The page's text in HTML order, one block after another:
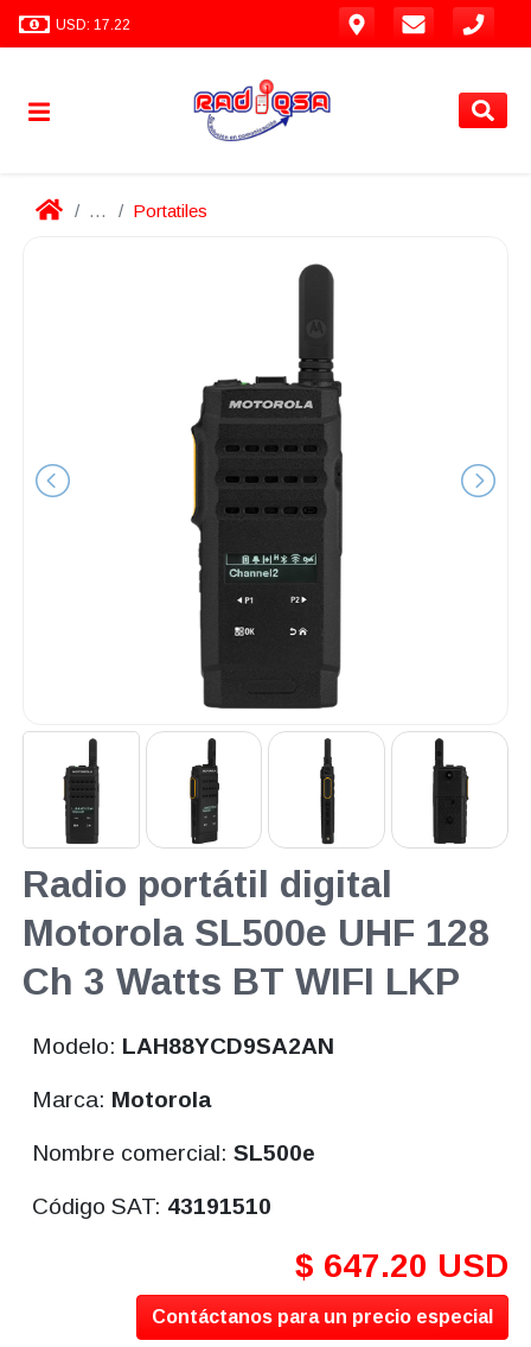
USD: 17.22
... Portatiles
Radio portátil digital
Motorola SL500e UHF 128
Ch 3 Watts BT WIFI LKP
Modelo: LAH88YCD9SA2AN
Marca: Motorola
Nombre comercial:SL500e
Código SAT: 43191510
$ 647.20 USD
Contáctanos para un precio especial